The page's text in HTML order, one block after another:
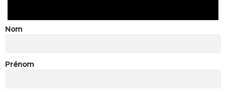
Nom
Prénom